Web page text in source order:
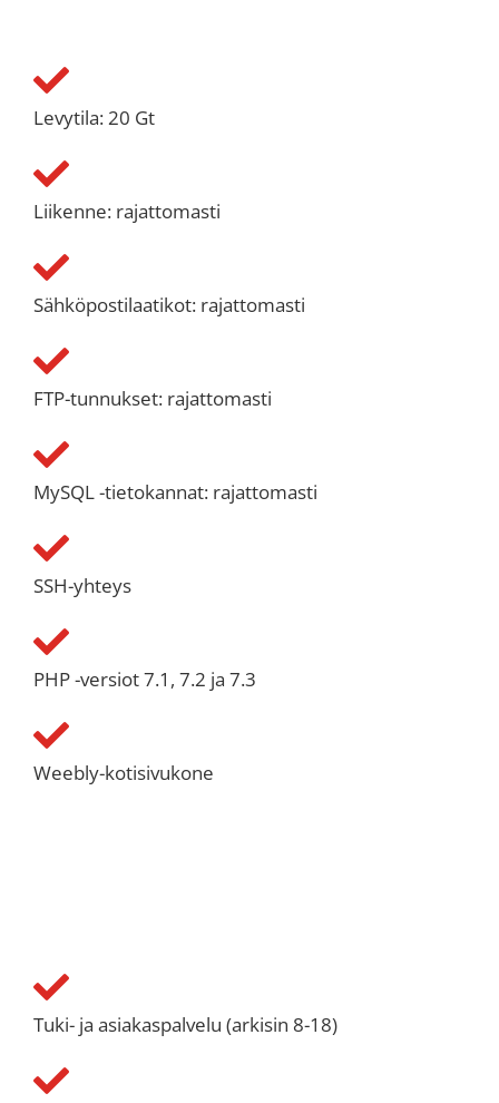
Levytila: 20 Gt
Liikenne: rajattomasti
Sähköpostilaatikot: rajattomasti
FTP-tunnukset: rajattomasti
MySQL -tietokannat: rajattomasti
SSH-yhteys
PHP -versiot 7.1, 7.2 ja 7.3
Weebly-kotisivukone
Tuki- ja asiakaspalvelu (arkisin 8-18)